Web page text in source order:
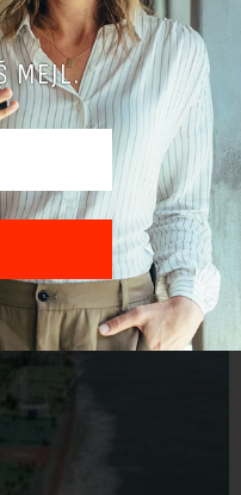
EU
u i van EU 1,5 milijardi
izvoznik u bloku,
dana piva koji
MEJL.